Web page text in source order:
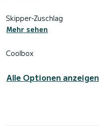
Skipper-Zuschlag
Mehr sehen
Coolbox
Alle Optionen anzeigen